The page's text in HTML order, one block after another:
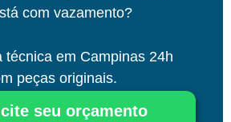
com vazamento?
técnica em Campinas 24h
peças originais.
seu orçamento